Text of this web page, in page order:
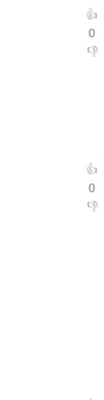
👍
0
👎
👍
0
👎